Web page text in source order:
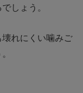
しょう。
れにくい噛みご